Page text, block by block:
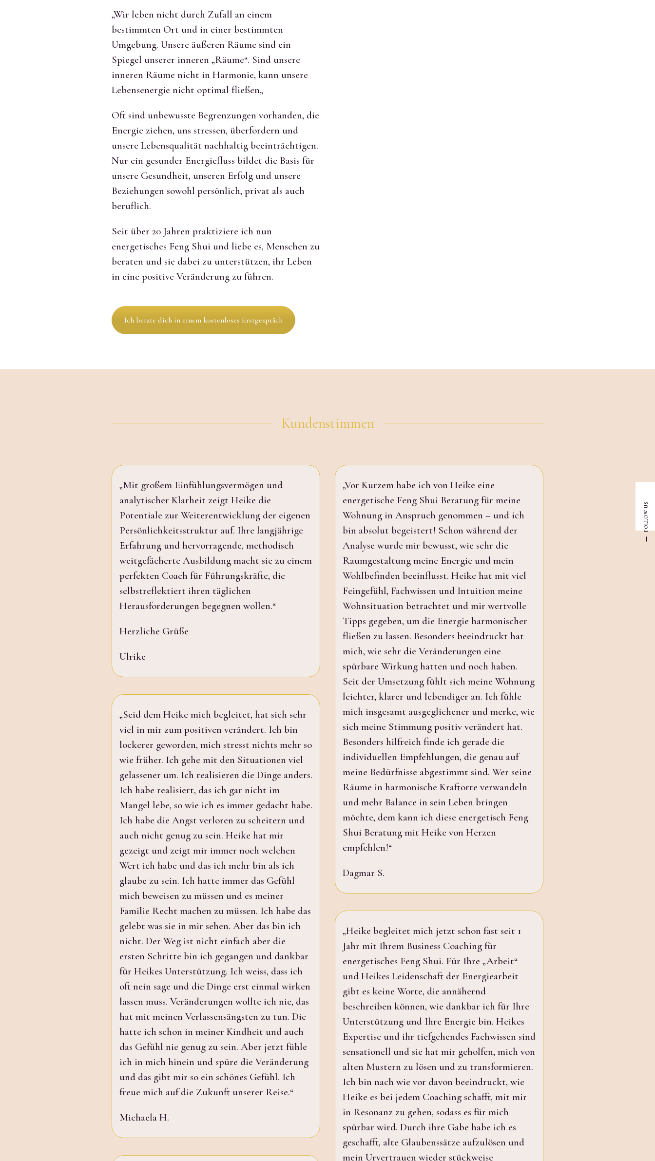
FOLLOW US
„Wir leben nicht durch Zufall an einem
bestimmten Ort und in einer bestimmten
Umgebung. Unsere äußeren Räume sind ein
Spiegel unserer inneren „Räume“. Sind unsere
inneren Räume nicht in Harmonie, kann unsere
Lebensenergie nicht optimal fließen„
Oft sind unbewusste Begrenzungen vorhanden, die
Energie ziehen, uns stressen, überfordern und
unsere Lebensqualität nachhaltig beeinträchtigen.
Nur ein gesunder Energiefluss bildet die Basis für
unsere Gesundheit, unseren Erfolg und unsere
Beziehungen sowohl persönlich, privat als auch
beruflich.
Seit über 20 Jahren praktiziere ich nun
energetisches Feng Shui und liebe es, Menschen zu
beraten und sie dabei zu unterstützen, ihr Leben
in eine positive Veränderung zu führen.
Ich berate dich in einem kostenloses Erstgespräch
Kundenstimmen
„Mit großem Einfühlungsvermögen und
analytischer Klarheit zeigt Heike die
Potentiale zur Weiterentwicklung der eigenen
Persönlichkeitsstruktur auf. Ihre langjährige
Erfahrung und hervorragende, methodisch
weitgefächerte Ausbildung macht sie zu einem
perfekten Coach für Führungskräfte, die
selbstreflektiert ihren täglichen
Herausforderungen begegnen wollen.“
Herzliche Grüße
Ulrike
„Seid dem Heike mich begleitet, hat sich sehr
viel in mir zum positiven verändert. Ich bin
lockerer geworden, mich stresst nichts mehr so
wie früher. Ich gehe mit den Situationen viel
gelassener um. Ich realisieren die Dinge anders.
Ich habe realisiert, das ich gar nicht im
Mangel lebe, so wie ich es immer gedacht habe.
Ich habe die Angst verloren zu scheitern und
auch nicht genug zu sein. Heike hat mir
gezeigt und zeigt mir immer noch welchen
Wert ich habe und das ich mehr bin als ich
glaube zu sein. Ich hatte immer das Gefühl
mich beweisen zu müssen und es meiner
Familie Recht machen zu müssen. Ich habe das
gelebt was sie in mir sehen. Aber das bin ich
nicht. Der Weg ist nicht einfach aber die
ersten Schritte bin ich gegangen und dankbar
für Heikes Unterstützung. Ich weiss, dass ich
oft nein sage und die Dinge erst einmal wirken
lassen muss. Veränderungen wollte ich nie, das
hat mit meinen Verlassensängsten zu tun. Die
hatte ich schon in meiner Kindheit und auch
das Gefühl nie genug zu sein. Aber jetzt fühle
ich in mich hinein und spüre die Veränderung
und das gibt mir so ein schönes Gefühl. Ich
freue mich auf die Zukunft unserer Reise.“
Michaela H.
„Vor Kurzem habe ich von Heike eine
energetische Feng Shui Beratung für meine
Wohnung in Anspruch genommen – und ich
bin absolut begeistert! Schon während der
Analyse wurde mir bewusst, wie sehr die
Raumgestaltung meine Energie und mein
Wohlbefinden beeinflusst. Heike hat mit viel
Feingefühl, Fachwissen und Intuition meine
Wohnsituation betrachtet und mir wertvolle
Tipps gegeben, um die Energie harmonischer
fließen zu lassen. Besonders beeindruckt hat
mich, wie sehr die Veränderungen eine
spürbare Wirkung hatten und noch haben.
Seit der Umsetzung fühlt sich meine Wohnung
leichter, klarer und lebendiger an. Ich fühle
mich insgesamt ausgeglichener und merke, wie
sich meine Stimmung positiv verändert hat.
Besonders hilfreich finde ich gerade die
individuellen Empfehlungen, die genau auf
meine Bedürfnisse abgestimmt sind. Wer seine
Räume in harmonische Kraftorte verwandeln
und mehr Balance in sein Leben bringen
möchte, dem kann ich diese energetisch Feng
Shui Beratung mit Heike von Herzen
empfehlen!“
Dagmar S.
„Heike begleitet mich jetzt schon fast seit 1
Jahr mit Ihrem Business Coaching für
energetisches Feng Shui. Für Ihre „Arbeit“
und Heikes Leidenschaft der Energiearbeit
gibt es keine Worte, die annähernd
beschreiben können, wie dankbar ich für Ihre
Unterstützung und Ihre Energie bin. Heikes
Expertise und ihr tiefgehendes Fachwissen sind
sensationell und sie hat mir geholfen, mich von
alten Mustern zu lösen und zu transformieren.
Ich bin nach wie vor davon beeindruckt, wie
Heike es bei jedem Coaching schafft, mit mir
in Resonanz zu gehen, sodass es für mich
spürbar wird. Durch ihre Gabe habe ich es
geschafft, alte Glaubenssätze aufzulösen und
mein Urvertrauen wieder stückweise